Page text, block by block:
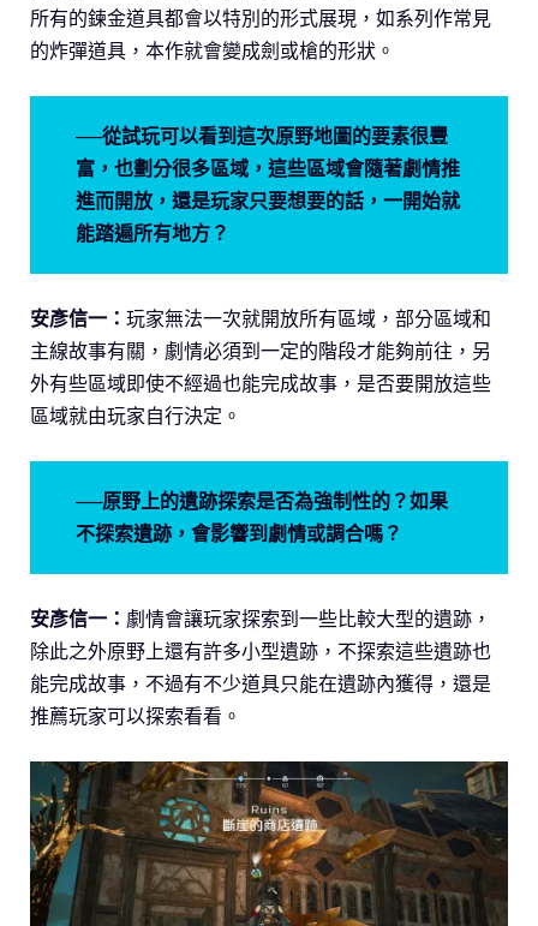
所有的鍊金道具都會以特別的形式展現，如系列作常見
的炸彈道具，本作就會變成劍或槍的形狀。
──從試玩可以看到這次原野地圖的要素很豐
富，也劃分很多區域，這些區域會隨著劇情推
進而開放，還是玩家只要想要的話，一開始就
能踏遍所有地方？
安彥信一： 玩家無法一次就開放所有區域，部分區域和
主線故事有關，劇情必須到一定的階段才能夠前往，另
外有些區域即使不經過也能完成故事，是否要開放這些
區域就由玩家自行決定。
──原野上的遺跡探索是否為強制性的？如果
不探索遺跡，會影響到劇情或調合嗎？
安彥信一： 劇情會讓玩家探索到一些比較大型的遺跡，
除此之外原野上還有許多小型遺跡，不探索這些遺跡也
能完成故事，不過有不少道具只能在遺跡內獲得，還是
推薦玩家可以探索看看。